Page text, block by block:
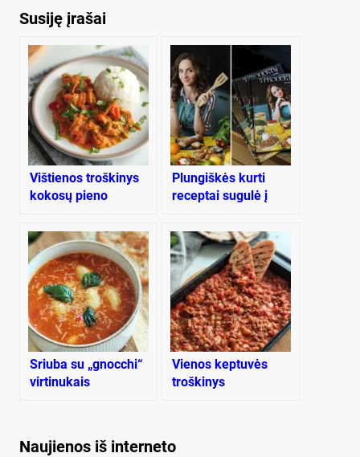
Susiję įrašai
Vištienos troškinys
kokosų pieno
Plungiškės kurti
receptai sugulė į
Sriuba su „gnocchi“
virtinukais
Vienos keptuvės
troškinys
Naujienos iš interneto